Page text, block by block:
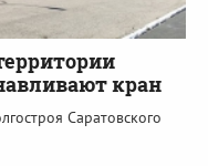
кран
Саратовского